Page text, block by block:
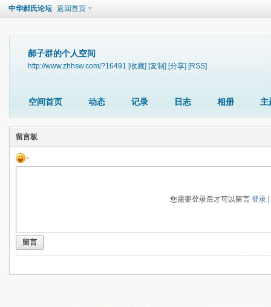
中华郝氏论坛 返回首页
郝子群的个人空间
http://www.zhhsw.com/?16491 [收藏] [复制] [分享] [RSS]
空间首页 动态 记录 日志 相册 主
留言板
您需要登录后才可以留言 登录|
留言